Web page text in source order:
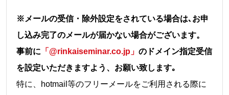
※メールの受信・除外設定をされている場合は､お申
し込み完了のメールが届かない場合がございます。
事前に 「@rinkaiseminar.co.jp」のドメイン指定受信
を設定いただきますよう、お願い致します｡
特に、hotmail等のフリーメールをご利用される際に